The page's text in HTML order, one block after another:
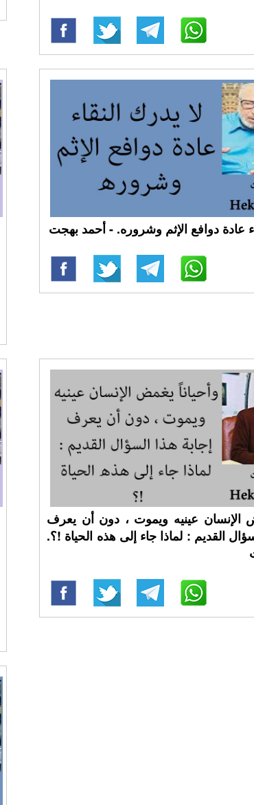
عادة دوافع الإثم وشروره. - أحمد بهجت
الإنسان عينيه ويموت ، دون أن يعرف
القديم : لماذا جاء إلى هذه الحياة !؟.